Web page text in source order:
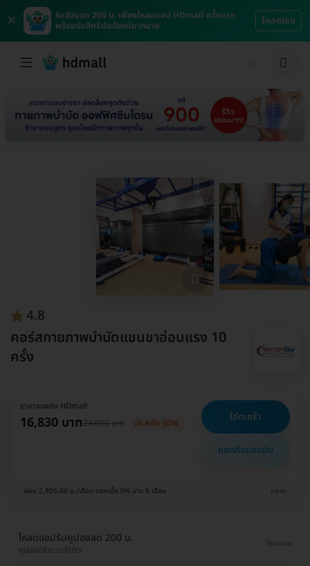
×
รับส่วนลด 200 บ. เพียงโหลดแอป HDmall ครั้งแรก
พร้อมรับสิทธิประโยชน์มากมาย
โหลดเลย
4.8
คอร์สกายภาพบำบัดแขนขาอ่อนแรง 10
ครั้ง
ราคาจองกับ HDmall
16,830 บาท24,000 บาท ประหยัด 30% ใส่ตะกร้า
แชทกับแอดมิน
ผ่อน 2,805.00 บ./เดือน ดอกเบี้ย 0% นาน 6 เดือน ขยาย
โหลดแอปรับคูปองลด 200 บ.
คูปองมีจำนวนจำกัด
โหลดเลย